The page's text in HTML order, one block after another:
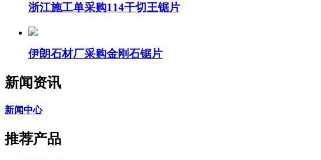
浙江施工单采购114干切王锯片
伊朗石材厂采购金刚石锯片
新闻资讯
新闻中心
推荐产品